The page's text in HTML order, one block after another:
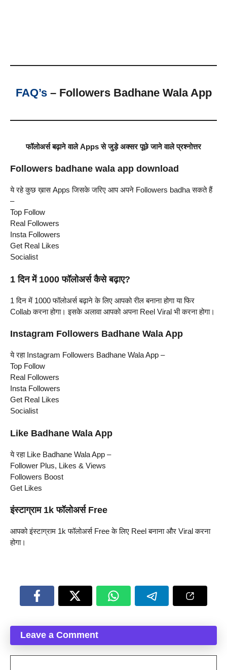
FAQ’s– Followers Badhane Wala App
फॉलोअर्स बढ़ाने वाले Apps से जुड़े अक्सर पूछे जाने वाले प्रश्नोत्तर
Followers badhane wala app download
ये रहे कुछ ख़ास Apps जिसके जरिए आप अपने Followers badha सकते हैं
–
Top Follow
Real Followers
Insta Followers
Get Real Likes
Socialist
1 दिन में 1000 फॉलोअर्स कैसे बढ़ाए?
1 दिन में 1000 फॉलोअर्स बढ़ाने के लिए आपको रील बनाना होगा या फिर
Collab करना होगा। इसके अलावा आपको अपना Reel Viral भी करना होगा।
Instagram Followers Badhane Wala App
ये रहा Instagram Followers Badhane Wala App –
Top Follow
Real Followers
Insta Followers
Get Real Likes
Socialist
Like Badhane Wala App
ये रहा Like Badhane Wala App –
Follower Plus, Likes & Views
Followers Boost
Get Likes
इंस्टाग्राम 1k फॉलोअर्स Free
आपको इंस्टाग्राम 1k फॉलोअर्स Free के लिए Reel बनाना और Viral करना
होगा।
Leave a Comment